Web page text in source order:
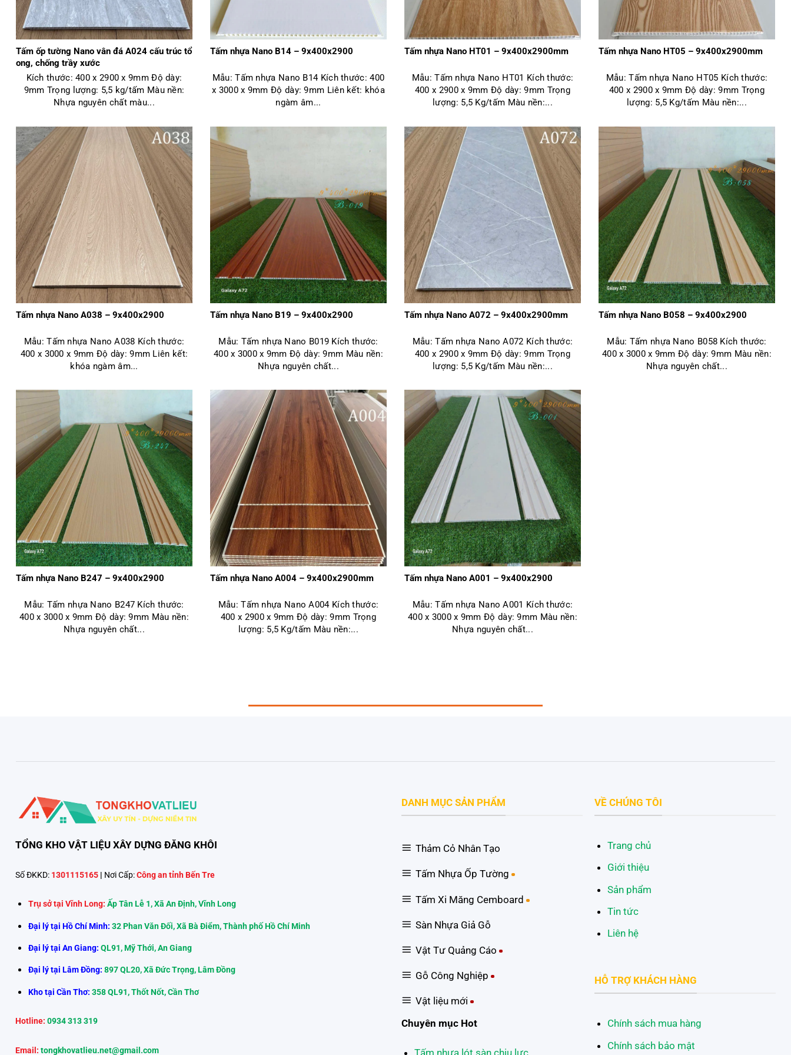
Tấm ốp tường Nano vân đá A024 cấu trúc tổ
ong, chống trầy xước
Kích thước: 400 x 2900 x 9mm Độ dày:
9mm Trọng lượng: 5,5 kg/tấm Màu nền:
Nhựa nguyên chất màu...
Tấm nhựa Nano B14 – 9x400x2900
Mẫu: Tấm nhựa Nano B14 Kích thước: 400
x 3000 x 9mm Độ dày: 9mm Liên kết: khóa
ngàm âm...
Tấm nhựa Nano HT01 – 9x400x2900mm
Mẫu: Tấm nhựa Nano HT01 Kích thước:
400 x 2900 x 9mm Độ dày: 9mm Trọng
lượng: 5,5 Kg/tấm Màu nền:...
Tấm nhựa Nano HT05 – 9x400x2900mm
Mẫu: Tấm nhựa Nano HT05 Kích thước:
400 x 2900 x 9mm Độ dày: 9mm Trọng
lượng: 5,5 Kg/tấm Màu nền:...
Tấm nhựa Nano A038 – 9x400x2900
Mẫu: Tấm nhựa Nano A038 Kích thước:
400 x 3000 x 9mm Độ dày: 9mm Liên kết:
khóa ngàm âm...
Tấm nhựa Nano B19 – 9x400x2900
Mẫu: Tấm nhựa Nano B019 Kích thước:
400 x 3000 x 9mm Độ dày: 9mm Màu nền:
Nhựa nguyên chất...
Tấm nhựa Nano A072 – 9x400x2900mm
Mẫu: Tấm nhựa Nano A072 Kích thước:
400 x 2900 x 9mm Độ dày: 9mm Trọng
lượng: 5,5 Kg/tấm Màu nền:...
Tấm nhựa Nano B058 – 9x400x2900
Mẫu: Tấm nhựa Nano B058 Kích thước:
400 x 3000 x 9mm Độ dày: 9mm Màu nền:
Nhựa nguyên chất...
Tấm nhựa Nano B247 – 9x400x2900
Mẫu: Tấm nhựa Nano B247 Kích thước:
400 x 3000 x 9mm Độ dày: 9mm Màu nền:
Nhựa nguyên chất...
Tấm nhựa Nano A004 – 9x400x2900mm
Mẫu: Tấm nhựa Nano A004 Kích thước:
400 x 2900 x 9mm Độ dày: 9mm Trọng
lượng: 5,5 Kg/tấm Màu nền:...
Tấm nhựa Nano A001 – 9x400x2900
Mẫu: Tấm nhựa Nano A001 Kích thước:
400 x 3000 x 9mm Độ dày: 9mm Màu nền:
Nhựa nguyên chất...
TỔNG KHO VẬT LIỆU XÂY DỰNG ĐĂNG KHÔI
Số ĐKKD: 1301115165 | Nơi Cấp: Công an tỉnh Bến Tre
Trụ sở tại Vĩnh Long: Ấp Tân Lễ 1, Xã An Định, Vĩnh Long
Đại lý tại Hồ Chí Minh: 32 Phan Văn Đối, Xã Bà Điểm, Thành phố Hồ Chí Minh
Đại lý tại An Giang: QL91, Mỹ Thới, An Giang
Đại lý tại Lâm Đồng: 897 QL20, Xã Đức Trọng, Lâm Đồng
Kho tại Cần Thơ: 358 QL91, Thốt Nốt, Cần Thơ
Hotline: 0934 313 319
Email: tongkhovatlieu.net@gmail.com
DANH MỤC SẢN PHẨM
Thảm Cỏ Nhân Tạo
Tấm Nhựa Ốp Tường
Tấm Xi Măng Cemboard
Sàn Nhựa Giả Gỗ
Vật Tư Quảng Cáo
Gỗ Công Nghiệp
Vật liệu mới
Chuyên mục Hot
Tấm nhựa lót sàn chịu lực
VỀ CHÚNG TÔI
Trang chủ
Giới thiệu
Sản phẩm
Tin tức
Liên hệ
HỖ TRỢ KHÁCH HÀNG
Chính sách mua hàng
Chính sách bảo mật